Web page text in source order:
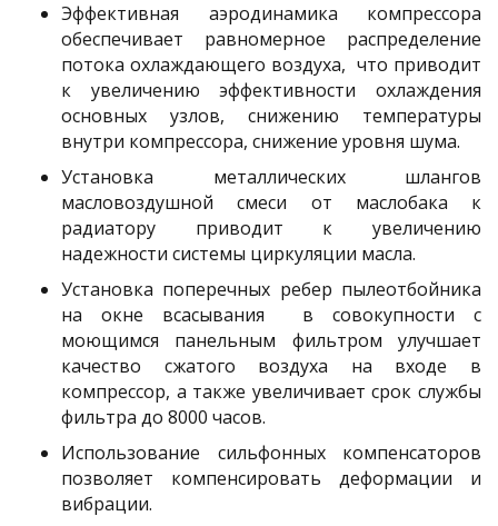
Эффективная аэродинамика компрессора
обеспечивает равномерное распределение
потока охлаждающего воздуха, что приводит
к увеличению эффективности охлаждения
основных узлов, снижению температуры
внутри компрессора, снижение уровня шума.
Установка металлических шлангов
масловоздушной смеси от маслобака к
радиатору приводит к увеличению
надежности системы циркуляции масла.
Установка поперечных ребер пылеотбойника
на окне всасывания в совокупности с
моющимся панельным фильтром улучшает
качество сжатого воздуха на входе в
компрессор, а также увеличивает срок службы
фильтра до 8000 часов.
Использование сильфонных компенсаторов
позволяет компенсировать деформации и
вибрации.